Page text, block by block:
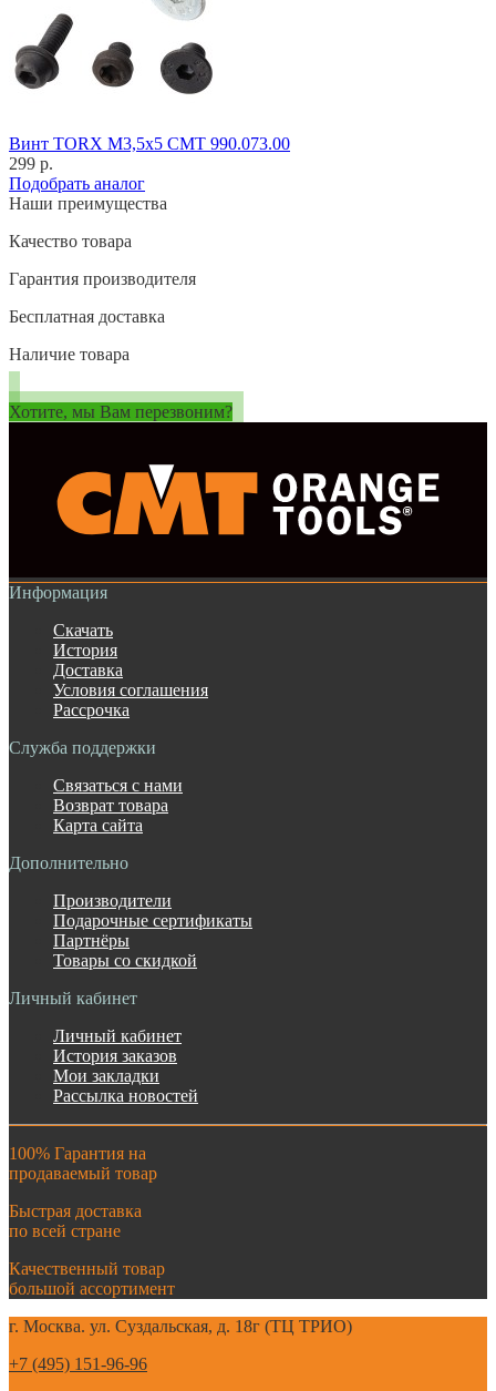
Винт TORX M3,5x5 CMT 990.073.00
299 р.
Подобрать аналог
Наши преимущества
Качество товара
Гарантия производителя
Бесплатная доставка
Наличие товара
Хотите, мы Вам перезвоним?
Информация
Скачать
История
Доставка
Условия соглашения
Рассрочка
Служба поддержки
Связаться с нами
Возврат товара
Карта сайта
Дополнительно
Производители
Подарочные сертификаты
Партнёры
Товары со скидкой
Личный кабинет
Личный кабинет
История заказов
Мои закладки
Рассылка новостей
100% Гарантия на
продаваемый товар
Быстрая доставка
по всей стране
Качественный товар
большой ассортимент
г. Москва. ул. Суздальская, д. 18г (ТЦ ТРИО)
+7 (495) 151-96-96